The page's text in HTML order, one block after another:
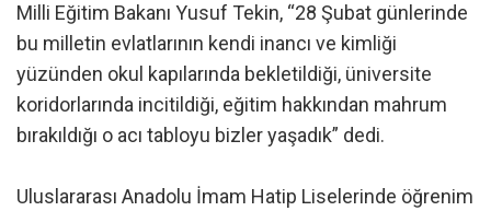
Milli Eğitim Bakanı Yusuf Tekin, “28 Şubat günlerinde
bu milletin evlatlarının kendi inancı ve kimliği
yüzünden okul kapılarında bekletildiği, üniversite
koridorlarında incitildiği, eğitim hakkından mahrum
bırakıldığı o acı tabloyu bizler yaşadık” dedi.
Uluslararası Anadolu İmam Hatip Liselerinde öğrenim